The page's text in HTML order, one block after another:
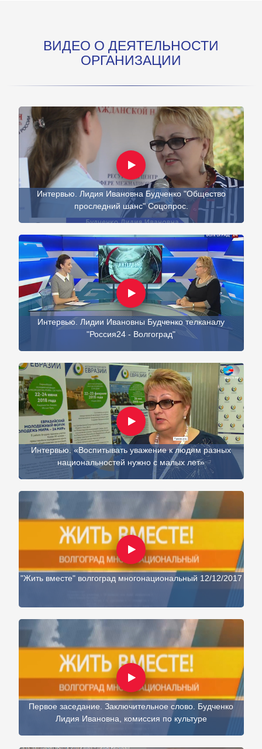
ВИДЕО О ДЕЯТЕЛЬНОСТИ
ОРГАНИЗАЦИИ
Интервью. Лидия Ивановна Будченко "Общество
проследний шанс" Соцопрос.
Интервью. Лидии Ивановны Будченко телканалу
"Россия24 - Волгоград"
Интервью. «Воспитывать уважение к людям разных
национальностей нужно с малых лет»
"Жить вместе" волгоград многонациональный 12/12/2017
Первое заседание. Заключительное слово. Будченко
Лидия Ивановна, комиссия по культуре